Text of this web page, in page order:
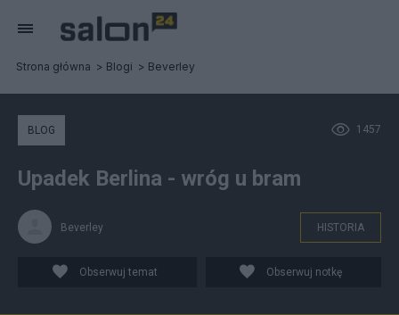
Strona główna Blogi Beverley
1457
BLOG
Upadek Berlina - wróg u bram
Beverley HISTORIA
Obserwuj temat Obserwuj notkę